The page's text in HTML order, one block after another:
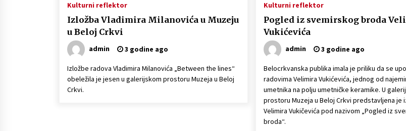
Kulturni reflektor
Izložba Vladimira Milanovića u Muzeju
u Beloj Crkvi
admin 3 godine ago
Izložbe radova Vladimira Milanovića „Between the lines“
obeležila je jesen u galerijskom prostoru Muzeja u Beloj
Crkvi.
Kulturni reflektor
Pogled iz svemirskog broda
Vukićevića
admin 3 godine ago
Belocrkvanska publika imala je priliku da se
radovima Velimira Vukićevića, jednog od
umetnika na polju umetničke keramike. U
prostoru Muzeja u Beloj Crkvi predstavljena je
Velimira Vukičevića pod nazivom „Pogled iz
broda“.